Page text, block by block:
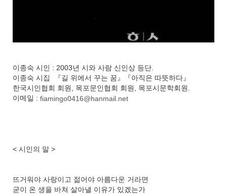
이종숙 시인 : 2003년 시와 사람 신인상 등단.
이종숙 시집 『길 위에서 꾸는 꿈』『아직은 따뜻하다』
한국시인협회 회원, 목포문인협회 회원, 목포시문학회원.
이메일 : fiamingo0416@hanmail.net
< 시인의 말 >
뜨거워야 사랑이고 젊어야 아름다운 거라면
굳이 온 생을 바쳐 살아낼 이유가 있겠는가